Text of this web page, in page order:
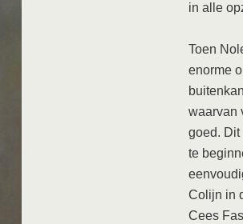
in alle
Toen
enorme
waarvan
goed.
te
Colijn in
Cees